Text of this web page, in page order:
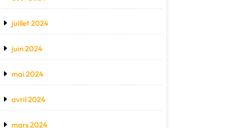
juillet 2024
juin 2024
mai 2024
avril 2024
mars 2024